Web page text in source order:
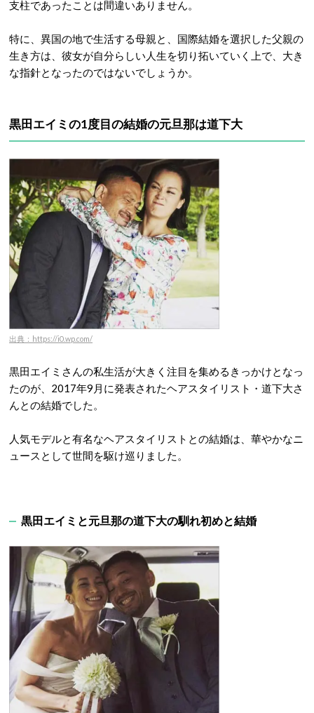
支柱であったことは間違いありません。
特に、異国の地で生活する母親と、国際結婚を選択した父親の
生き方は、彼女が自分らしい人生を切り拓いていく上で、大き
な指針となったのではないでしょうか。
黒田エイミの1度目の結婚の元旦那は道下大
出典：https://i0.wp.com/
黒田エイミさんの私生活が大きく注目を集めるきっかけとなっ
たのが、2017年9月に発表されたヘアスタイリスト・道下大さ
んとの結婚でした。
人気モデルと有名なヘアスタイリストとの結婚は、華やかなニ
ュースとして世間を駆け巡りました。
黒田エイミと元旦那の道下大の馴れ初めと結婚